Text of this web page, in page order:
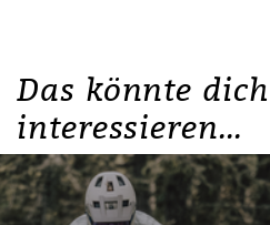
Das könnte
interessieren...